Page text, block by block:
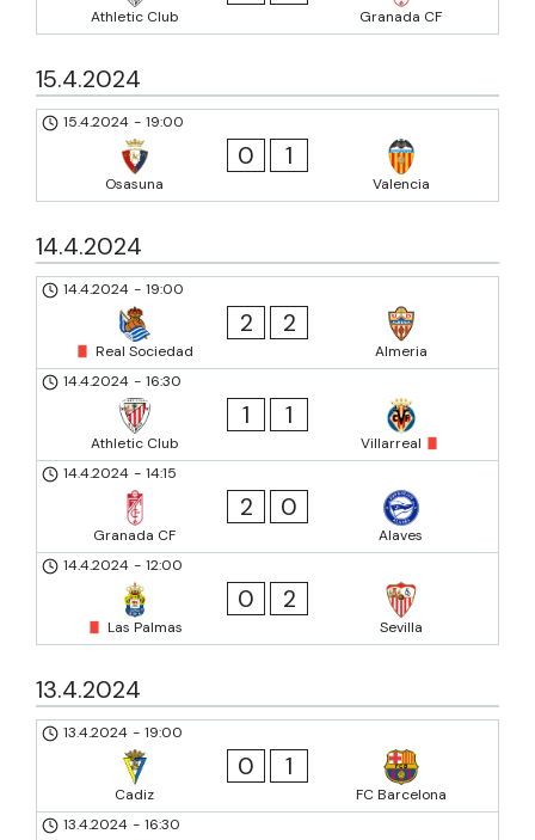
Athletic Club Granada CF
15.4.2024
15.4.2024 - 19:00
Osasuna
0 1
Valencia
14.4.2024
14.4.2024 - 19:00
Real Sociedad
2 2
Almeria
14.4.2024 - 16:30
Athletic Club
1 1
Villarreal
14.4.2024 - 14:15
Granada CF
2 0
Alaves
14.4.2024 - 12:00
Las Palmas
0 2
Sevilla
13.4.2024
13.4.2024 - 19:00
Cadiz
0 1
FC Barcelona
13.4.2024 - 16:30